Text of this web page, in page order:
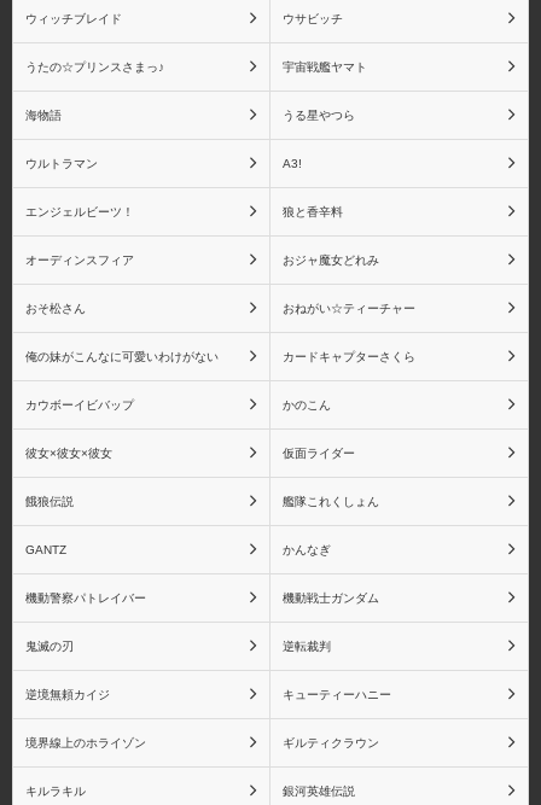
伊黒 小芭内 不死川 実弥
悲鳴嶼 行冥
猗窩座
鬼滅の刃 バンプレスト
シリーズ
鬼滅の刃 Figuarts mini シ
鬼滅の刃 フィギュアー
ツZERO シリーズ
虎杖悠仁 伏黒恵
ウィッチブレイド ウサビッチ
うたの☆プリンスさまっ♪ 宇宙戦艦ヤマト
海物語 うる星やつら
ウルトラマン A3!
エンジェルビーツ！ 狼と香辛料
オーディンスフィア おジャ魔女どれみ
おそ松さん おねがい☆ティーチャー
俺の妹がこんなに可愛いわけがない カードキャプターさくら
カウボーイビバップ かのこん
彼女×彼女×彼女 仮面ライダー
餓狼伝説 艦隊これくしょん
GANTZ かんなぎ
機動警察パトレイバー 機動戦士ガンダム
鬼滅の刃 逆転裁判
逆境無頼カイジ キューティーハニー
境界線上のホライゾン ギルティクラウン
キルラキル 銀河英雄伝説